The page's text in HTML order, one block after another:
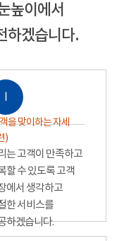
높이에서
하겠습니다.
Ⅰ
을 맞이하는 자세
)
는 고객이 만족하고
할 수 있도록 고객
에서 생각하고
한 서비스를
하겠습니다.